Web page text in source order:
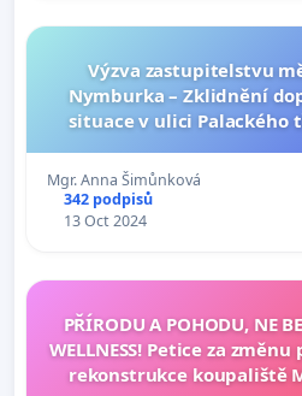
Výzva zastupitelstvu
Nymburka – Zklidnění
situace v ulici Palackého
Smetany a
Mgr. Anna Šimůnková
342 podpisů
13 Oct 2024
PŘÍRODU A POHODU, NE
WELLNESS! Petice za
rekonstrukce koupaliště